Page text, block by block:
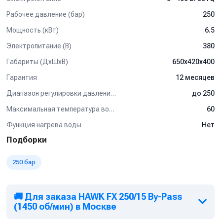
- Подготовка для дистанционного управления (опция).
- Электрощит 24 В, со степенью защиты IP 65.
Комплект поставки:
Стандартно аппарат поставляется без аксессуаров и
штепсельной вилки.
Дополнительные опции:
любой длины, исходя из конкретных условий работы:
- Распылительная струйная трубка.
- Пенная насадка для бесконтактной мойки.
- Подставка под каркас аппарата, высокого давления.
Рабочее давление (бар)
250
Мощность (кВт)
6.5
Электропитание (В)
380
Габариты (ДхШхВ)
650х420х400
Гарантия
12 месяцев
Диапазон регулировки давления (бар)
до 250
Максимальная температура воды (°C)
60
Функция нагрева воды
Нет
Подборки
250 бар
🚚 Для заказа HAWK FX 250/15 By-Pass
(1450 об/мин) в Москве